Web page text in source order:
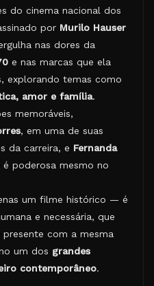
do cinema nacional dos
por Murilo Hauser
nas dores da
e nas marcas que ela
explorando temas como
amor e família.
memoráveis,
, em uma de suas
da carreira, e Fernanda
é poderosa mesmo no
um filme histórico — é
e necessária, que
com a mesma
um dos grandes
contemporâneo.